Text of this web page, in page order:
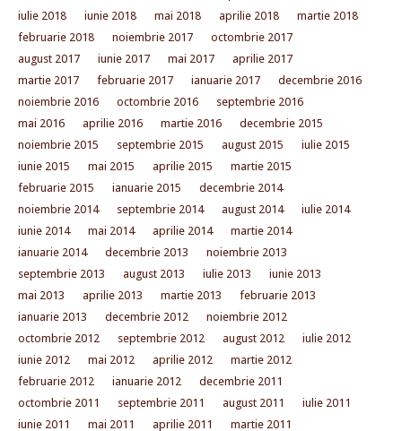
iulie 2018
iunie 2018 mai 2018 aprilie 2018
martie 2018
februarie 2018
noiembrie 2017
octombrie 2017
august 2017
iunie 2017 mai 2017
aprilie 2017
martie 2017
februarie 2017 ianuarie 2017
decembrie 2016
noiembrie 2016
octombrie 2016
septembrie 2016
mai 2016
aprilie 2016 martie 2016
decembrie 2015
noiembrie 2015
septembrie 2015 august 2015
iulie 2015
iunie 2015
mai 2015 aprilie 2015
martie 2015
februarie 2015
ianuarie 2015
decembrie 2014
noiembrie 2014
septembrie 2014 august 2014
iulie 2014
iunie 2014
mai 2014 aprilie 2014
martie 2014
ianuarie 2014
decembrie 2013
noiembrie 2013
septembrie 2013
august 2013 iulie 2013
iunie 2013
mai 2013
aprilie 2013 martie 2013
februarie 2013
ianuarie 2013
decembrie 2012
noiembrie 2012
octombrie 2012
septembrie 2012 august 2012
iulie 2012
iunie 2012
mai 2012 aprilie 2012
martie 2012
februarie 2012
ianuarie 2012
decembrie 2011
octombrie 2011
septembrie 2011 august 2011
iulie 2011
iunie 2011
mai 2011 aprilie 2011 martie 2011